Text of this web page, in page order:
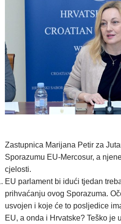
Zastupnica Marijana Petir za
Sporazumu EU-Mercosur, a
cjelosti.
EU parlament bi idući tjedan
prihvaćanju ovog Sporazuma.
usvojen i koje će to posljedice
EU, a onda i Hrvatske? Teško je